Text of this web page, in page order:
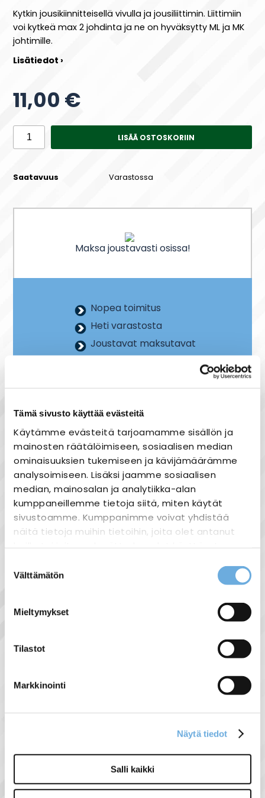
Tämä sivusto käyttää evästeitä
Käytämme evästeitä tarjoamamme sisällön ja
mainosten räätälöimiseen, sosiaalisen median
ominaisuuksien tukemiseen ja kävijämäärämme
analysoimiseen. Lisäksi jaamme sosiaalisen
median, mainosalan ja analytiikka-alan
kumppaneillemme tietoja siitä, miten käytät
sivustoamme. Kumppanimme voivat yhdistää
näitä tietoja muihin tietoihin, joita olet antanut
heille tai joita on kerätty, kun olet käyttänyt
valinta
Välttämätön
Mieltymykset
Tilastot
Markkinointi
Näytä tiedot
Salli kaikki
Kytkin jousikiinnitteisellä vivulla ja jousiliittimin. Liittimiin
voi kytkeä max 2 johdinta ja ne on hyväksytty ML ja MK
johtimille.
Lisätiedot ›
11,00 €
LISÄÄ OSTOSKORIIN
Saatavuus Varastossa
Maksa joustavasti osissa!
Nopea toimitus
Heti varastosta
Joustavat maksutavat
Tuotekuvaus
Kytkin Jussi - 5/16A/250V/IP21 UKJ 0X val
Kytkin jousikiinnitteisellä vivulla ja
jousiliittimin. Liittimiin voi kytkeä max 2
johdinta ja ne on hyväksytty ML ja MK
johtimille.
Näytä lisää tuotteita